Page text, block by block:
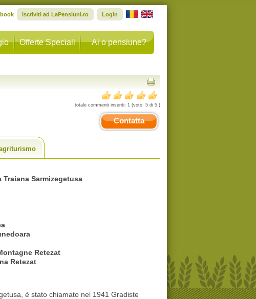
Offerte Speciali Ai o pensiune?
Iscriviti ad LaPensiuni.ro Login
totale commenti inseriti: 1 (voto 5 di 5 )
Contatta
Sarmizegetusa
Retezat
Retezat
è stato chiamato nel 1941 Gradiste